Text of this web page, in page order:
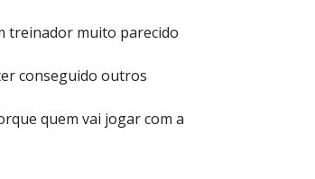
treinador muito parecido
conseguido outros
quem vai jogar com a